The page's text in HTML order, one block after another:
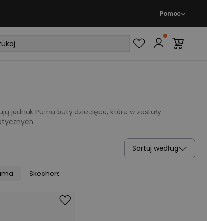
Pomoc
jednak Puma buty dziecięce, które w zostały
Sortuj według
Skechers